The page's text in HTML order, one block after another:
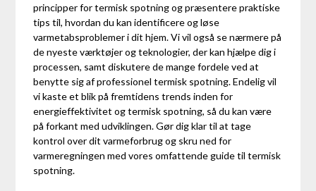
principper for termisk spotning og præsentere praktiske
tips til, hvordan du kan identificere og løse
varmetabsproblemer i dit hjem. Vi vil også se nærmere på
de nyeste værktøjer og teknologier, der kan hjælpe dig i
processen, samt diskutere de mange fordele ved at
benytte sig af professionel termisk spotning. Endelig vil
vi kaste et blik på fremtidens trends inden for
energieffektivitet og termisk spotning, så du kan være
på forkant med udviklingen. Gør dig klar til at tage
kontrol over dit varmeforbrug og skru ned for
varmeregningen med vores omfattende guide til termisk
spotning.